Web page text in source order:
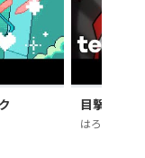
目撃！テ
はろける